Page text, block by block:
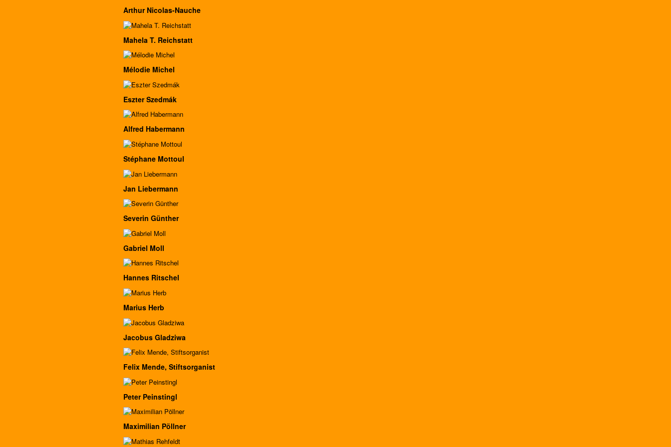
Arthur Nicolas-Nauche
Mahela T. Reichstatt
Mélodie Michel
Eszter Szedmák
Alfred Habermann
Stéphane Mottoul
Jan Liebermann
Severin Günther
Gabriel Moll
Hannes Ritschel
Marius Herb
Jacobus Gladziwa
Felix Mende, Stiftsorganist
Peter Peinstingl
Maximilian Pöllner